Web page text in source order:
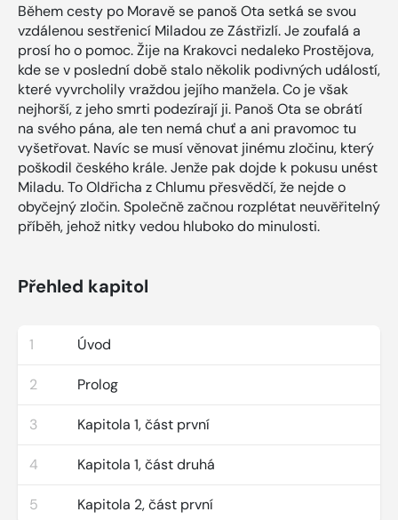
Během cesty po Moravě se panoš Ota setká se svou
vzdálenou sestřenicí Miladou ze Zástřizlí. Je zoufalá a
prosí ho o pomoc. Žije na Krakovci nedaleko Prostějova,
kde se v poslední době stalo několik podivných událostí,
které vyvrcholily vraždou jejího manžela. Co je však
nejhorší, z jeho smrti podezírají ji. Panoš Ota se obrátí
na svého pána, ale ten nemá chuť a ani pravomoc tu
vyšetřovat. Navíc se musí věnovat jinému zločinu, který
poškodil českého krále. Jenže pak dojde k pokusu unést
Miladu. To Oldřicha z Chlumu přesvědčí, že nejde o
obyčejný zločin. Společně začnou rozplétat neuvěřitelný
příběh, jehož nitky vedou hluboko do minulosti.
Přehled kapitol
1 Úvod
2 Prolog
3 Kapitola 1, část první
4 Kapitola 1, část druhá
5 Kapitola 2, část první